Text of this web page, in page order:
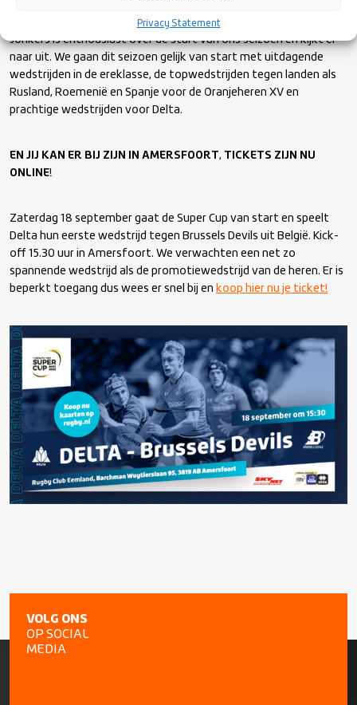
Privacy Statement
Jonkers is enthousiast over de start van ons seizoen en kijkt er
naar uit. We gaan dit seizoen gelijk van start met uitdagende
wedstrijden in de ereklasse, de topwedstrijden tegen landen als
Rusland, Roemenië en Spanje voor de Oranjeheren XV en
prachtige wedstrijden voor Delta.
EN JIJ KAN ER BIJ ZIJN IN AMERSFOORT, TICKETS ZIJN NU
ONLINE!
Zaterdag 18 september gaat de Super Cup van start en speelt
Delta hun eerste wedstrijd tegen Brussels Devils uit België. Kick-
off 15.30 uur in Amersfoort. We verwachten een net zo
spannende wedstrijd als de promotiewedstrijd van de heren. Er is
beperkt toegang dus wees er snel bij en koop hier nu je ticket!
VOLG ONS
OP SOCIAL
MEDIA